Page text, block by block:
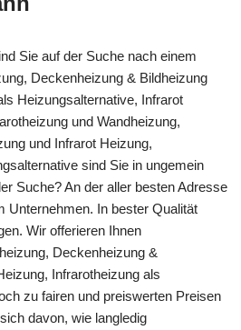
Sie auf der Suche nach einem
Deckenheizung & Bildheizung
Heizungsalternative, Infrarot
und Wandheizung,
und Infrarot Heizung,
sind Sie in ungemein
Suche? An der aller besten Adresse
Unternehmen. In bester Qualität
Wir offerieren Ihnen
Deckenheizung &
Infrarotheizung als
zu fairen und preiswerten Preisen
davon, wie langledig